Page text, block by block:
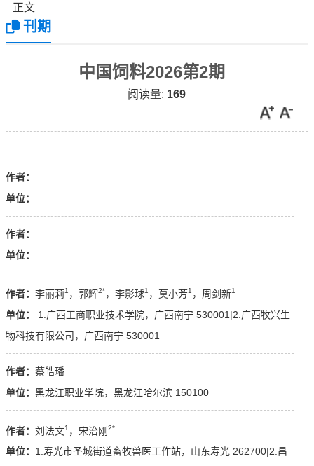
正文
刊期
中国饲料2026第2期
阅读量: 169
作者：
单位：
作者：
单位：
作者： 李丽莉1 ，郭辉2*，李影球1 ，莫小芳1 ，周剑新1
单位：
1.广西工商职业技术学院，广西南宁 530001|2.广西牧兴生
物科技有限公司，广西南宁 530001
作者： 蔡皓璠
单位： 黑龙江职业学院，黑龙江哈尔滨 150100
作者： 刘法文1 ，宋治刚2*
单位： 1.寿光市圣城街道畜牧兽医工作站，山东寿光 262700|2.昌